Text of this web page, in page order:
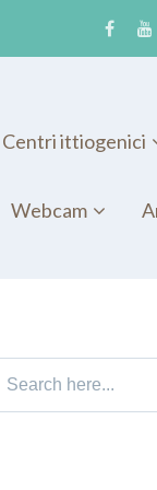
Centri ittiogenici
Webcam
Search for: